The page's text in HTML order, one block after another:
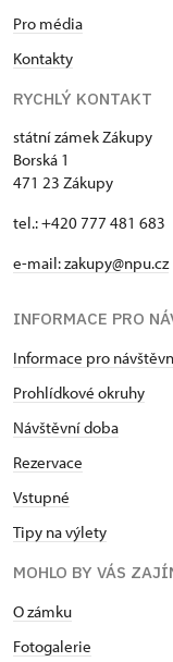
Pro média
Kontakty
RYCHLÝ KONTAKT
státní zámek Zákupy
Borská 1
471 23 Zákupy
tel.: +420 777 481 683
e-mail: zakupy@npu.cz
INFORMACE PRO
Informace pro
Prohlídkové okruhy
Návštěvní doba
Rezervace
Vstupné
Tipy na výlety
MOHLO BY VÁS
O zámku
Fotogalerie